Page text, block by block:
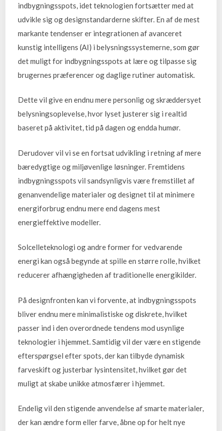
indbygningsspots, idet teknologien fortsætter med at
udvikle sig og designstandarderne skifter. En af de mest
markante tendenser er integrationen af avanceret
kunstig intelligens (AI) i belysningssystemerne, som gør
det muligt for indbygningsspots at lære og tilpasse sig
brugernes præferencer og daglige rutiner automatisk.
Dette vil give en endnu mere personlig og skræddersyet
belysningsoplevelse, hvor lyset justerer sig i realtid
baseret på aktivitet, tid på dagen og endda humør.
Derudover vil vi se en fortsat udvikling i retning af mere
bæredygtige og miljøvenlige løsninger. Fremtidens
indbygningsspots vil sandsynligvis være fremstillet af
genanvendelige materialer og designet til at minimere
energiforbrug endnu mere end dagens mest
energieffektive modeller.
Solcelleteknologi og andre former for vedvarende
energi kan også begynde at spille en større rolle, hvilket
reducerer afhængigheden af traditionelle energikilder.
På designfronten kan vi forvente, at indbygningsspots
bliver endnu mere minimalistiske og diskrete, hvilket
passer ind i den overordnede tendens mod usynlige
teknologier i hjemmet. Samtidig vil der være en stigende
efterspørgsel efter spots, der kan tilbyde dynamisk
farveskift og justerbar lysintensitet, hvilket gør det
muligt at skabe unikke atmosfærer i hjemmet.
Endelig vil den stigende anvendelse af smarte materialer,
der kan ændre form eller farve, åbne op for helt nye